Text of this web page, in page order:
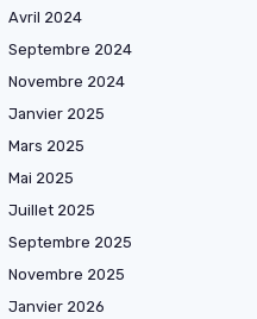
Avril 2024
Septembre 2024
Novembre 2024
Janvier 2025
Mars 2025
Mai 2025
Juillet 2025
Septembre 2025
Novembre 2025
Janvier 2026